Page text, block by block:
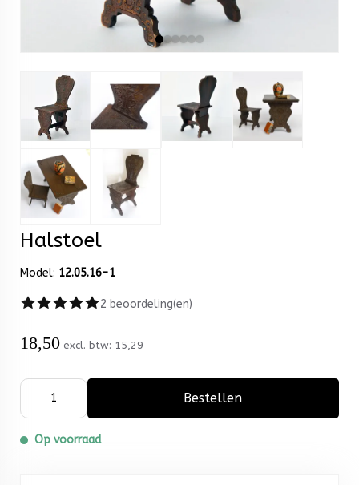
Halstoel
Model: 12.05.16-1
2 beoordeling(en)
18,50 excl. btw: 15,29
Bestellen
Op voorraad